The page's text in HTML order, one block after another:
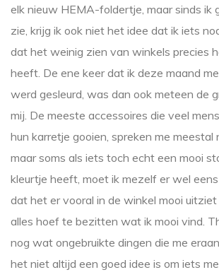
elk nieuw HEMA-foldertje, maar sinds ik
zie, krijg ik ook niet het idee dat ik iets
dat het weinig zien van winkels precies
heeft. De ene keer dat ik deze maand
werd gesleurd, was dan ook meteen de
mij. De meeste accessoires die veel
hun karretje gooien, spreken me meestal
maar soms als iets toch echt een mooi
kleurtje heeft, moet ik mezelf er wel
dat het er vooral in de winkel mooi
alles hoef te bezitten wat ik mooi vind.
nog wat ongebruikte dingen die me
het niet altijd een goed idee is om iets